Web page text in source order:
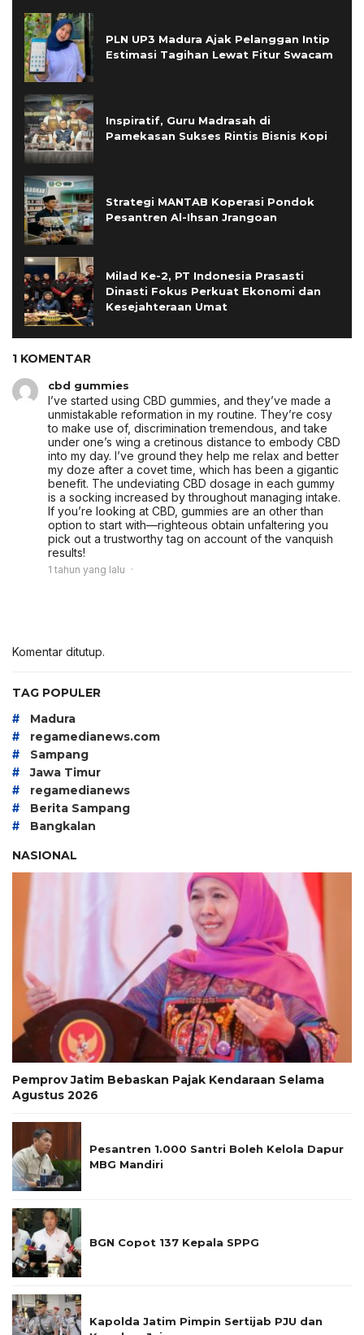
PLN UP3 Madura Ajak Pelanggan Intip
Estimasi Tagihan Lewat Fitur Swacam
Inspiratif, Guru Madrasah di
Pamekasan Sukses Rintis Bisnis Kopi
Strategi MANTAB Koperasi Pondok
Pesantren Al-Ihsan Jrangoan
Milad Ke-2, PT Indonesia Prasasti
Dinasti Fokus Perkuat Ekonomi dan
Kesejahteraan Umat
1 KOMENTAR
cbd gummies
I’ve started using CBD gummies, and they’ve made a
unmistakable reformation in my routine. They’re cosy
to make use of, discrimination tremendous, and take
under one’s wing a cretinous distance to embody CBD
into my day. I’ve ground they help me relax and better
my doze after a covet time, which has been a gigantic
benefit. The undeviating CBD dosage in each gummy
is a socking increased by throughout managing intake.
If you’re looking at CBD, gummies are an other than
option to start with—righteous obtain unfaltering you
pick out a trustworthy tag on account of the vanquish
results!
1 tahun yang lalu
Komentar ditutup.
TAG POPULER
# Madura
# regamedianews.com
# Sampang
# Jawa Timur
# regamedianews
# Berita Sampang
#
Bangkalan
NASIONAL
Pemprov Jatim Bebaskan Pajak Kendaraan Selama
Agustus 2026
Pesantren 1.000 Santri Boleh Kelola Dapur
MBG Mandiri
BGN Copot 137 Kepala SPPG
Kapolda Jatim Pimpin Sertijab PJU dan